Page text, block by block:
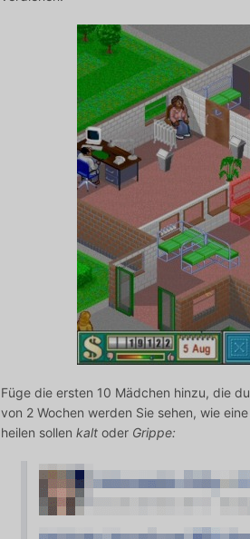
Füge die ersten 10 Mädchen hinzu, die
von 2 Wochen werden Sie sehen, wie
heilen sollen kalt oder Grippe: